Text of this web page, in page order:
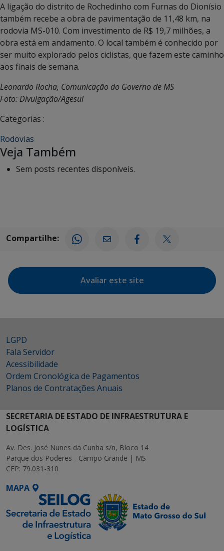
A ligação do distrito de Rochedinho com Furnas do Dionísio
também recebe a obra de pavimentação de 11,48 km, na
rodovia MS-010. Com investimento de R$ 19,7 milhões, a
obra está em andamento. O local também é conhecido por
ser muito explorado pelos ciclistas, que fazem este caminho
aos finais de semana.
Leonardo Rocha, Comunicação do Governo de MS
Foto: Divulgação/Agesul
Categorias :
Rodovias
Veja Também
Sem posts recentes disponíveis.
Compartilhe:
Avaliar este site
LGPD
Fala Servidor
Acessibilidade
Ordem Cronológica de Pagamentos
Planos de Contratações Anuais
SECRETARIA DE ESTADO DE INFRAESTRUTURA E
LOGÍSTICA
Av. Des. José Nunes da Cunha s/n, Bloco 14
Parque dos Poderes - Campo Grande | MS
CEP: 79.031-310
MAPA